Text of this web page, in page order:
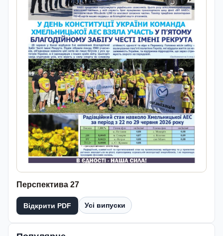
Перспектива 27
Відкрити PDF Усі випуски